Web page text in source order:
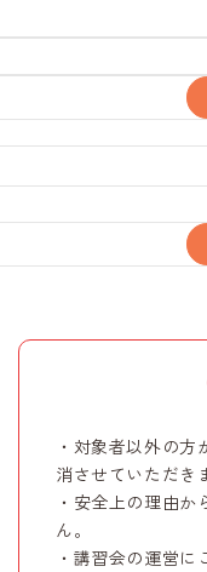
・対象者以外の
消させていただき
・安全上の理由
ん。
・講習会の運営